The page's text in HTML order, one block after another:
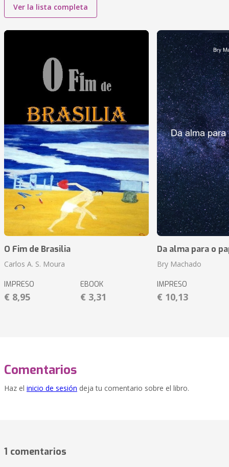
Ver la lista completa
O Fim de Brasilia
Carlos A. S. Moura
IMPRESO
€ 8,95
EBOOK
€ 3,31
Da alma para o
Bry Machado
IMPRESO
€ 10,13
Comentarios
Haz el inicio de sesión deja tu comentario sobre el libro.
1 comentarios